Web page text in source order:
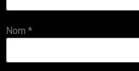
Nom *